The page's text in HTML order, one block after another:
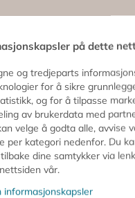
flere ganger –
på dette
og tredjeparts
for å sikre
og for å tilpasse
av brukerdata med
velge å godta alle, avvise
per kategori nedenfor. Du
dine samtykker via
vår.
informasjonskapsler